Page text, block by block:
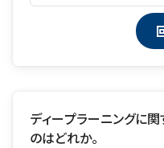
ディープラーニングに
のはどれか。